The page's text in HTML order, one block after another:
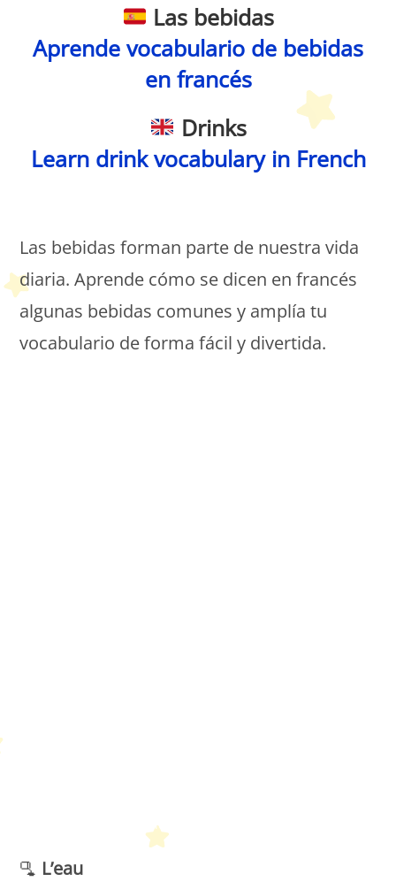
Las bebidas
Aprende vocabulario de bebidas
en francés
Drinks
Learn drink vocabulary in French
Las bebidas forman parte de nuestra vida
diaria. Aprende cómo se dicen en francés
algunas bebidas comunes y amplía tu
vocabulario de forma fácil y divertida.
Petit Monde Français
🫗 L’eau